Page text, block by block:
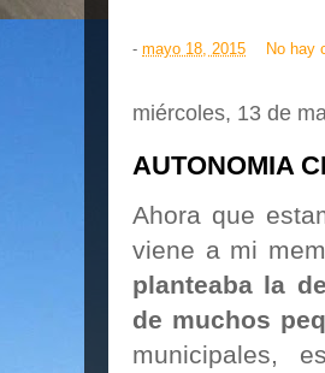
- mayo 18, 2015 No hay
miércoles, 13 de
AUTONOMIA
Ahora que
viene a mi
planteaba la
de muchos
municipales,